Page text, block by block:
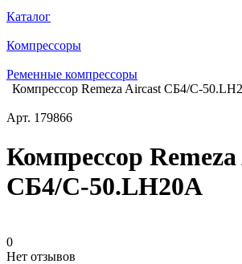
Каталог
Компрессоры
Ременные компрессоры
Компрессор Remeza Aircast СБ4/С-
Арт. 179866
Компрессор
СБ4/С-50.LH20A
0
Нет отзывов